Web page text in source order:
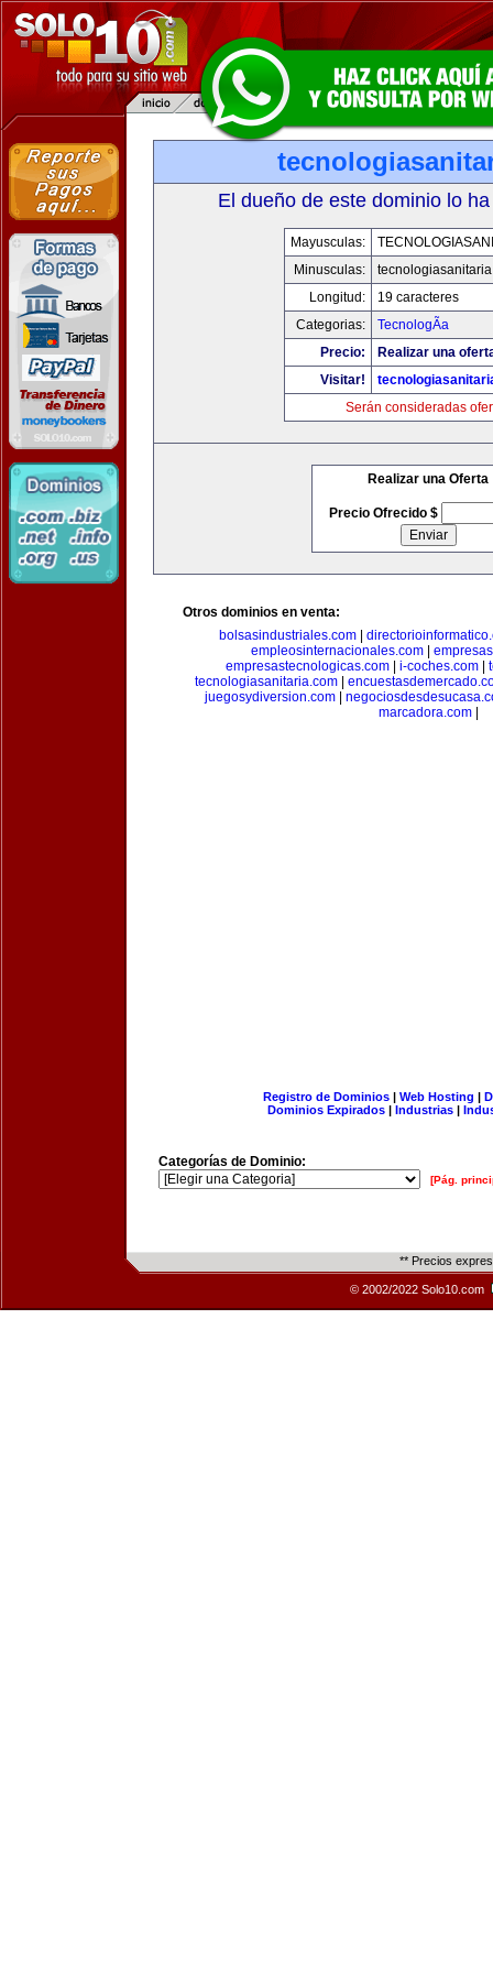
El dueño de este dominio lo
Mayusculas:
Minusculas:
Longitud:
19 caracteres
Categorias:
TecnologÃ­a
Precio:
Realizar una
Visitar!
Serán consideradas
Realizar una Oferta
Precio Ofrecido $
Otros dominios en venta:
bolsasindustriales.com
empleosinternacionales.com
empresastecnologicas.com
i-coches.com
tecnologiasanitaria.com|
juegosydiversion.com
marcadora.com|
Registro de Dominios| Web Hosting |
Dominios Expirados | Industrias |
Categorías de Dominio:
[Pág.
** Precios
© 2002/2022 Solo10.com